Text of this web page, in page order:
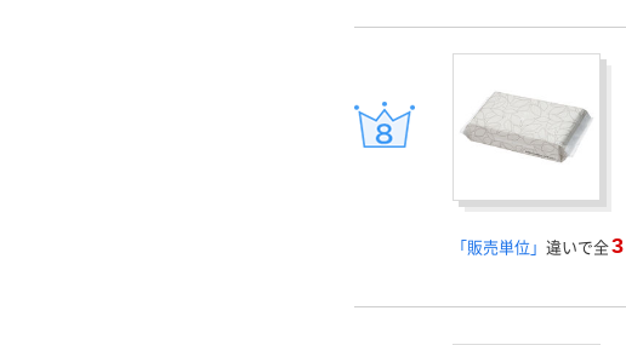
「販売単位」 違いで全3